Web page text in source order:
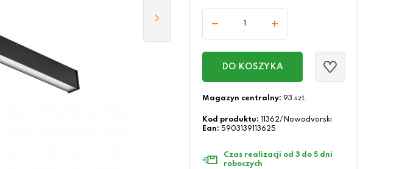
DO KOSZYKA
Magazyn centralny: 93 szt.
Kod produktu:
11362/Nowodvorski
Ean: 5903139113625
Czas realizacji od 3 do 5 dni
roboczych